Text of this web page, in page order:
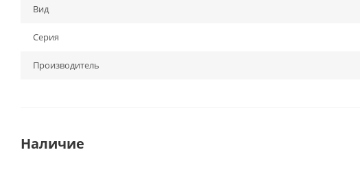
Вид
Серия
Производитель
Наличие